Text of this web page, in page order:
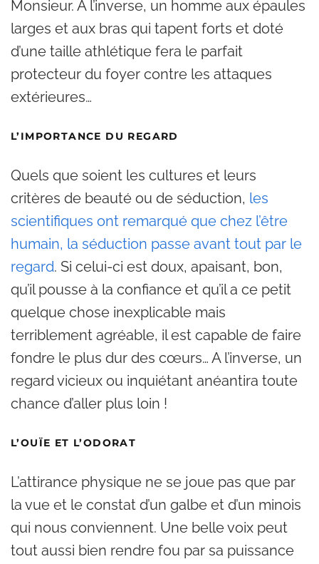
Monsieur. A l’inverse, un homme aux épaules
larges et aux bras qui tapent forts et doté
d’une taille athlétique fera le parfait
protecteur du foyer contre les attaques
extérieures…
L’IMPORTANCE DU REGARD
Quels que soient les cultures et leurs
critères de beauté ou de séduction, les
scientifiques ont remarqué que chez l’être
humain, la séduction passe avant tout par le
regard. Si celui-ci est doux, apaisant, bon,
qu’il pousse à la confiance et qu’il a ce petit
quelque chose inexplicable mais
terriblement agréable, il est capable de faire
fondre le plus dur des cœurs… A l’inverse, un
regard vicieux ou inquiétant anéantira toute
chance d’aller plus loin !
L’OUÏE ET L’ODORAT
L’attirance physique ne se joue pas que par
la vue et le constat d’un galbe et d’un minois
qui nous conviennent. Une belle voix peut
tout aussi bien rendre fou par sa puissance